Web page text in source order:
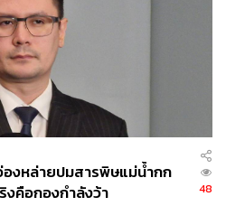
THE AUTHOR
ณาธิการ THE STANDARD
งหล่ายปมสารพิษแม่น้ำกก
งคือกองกำลังว้า
48